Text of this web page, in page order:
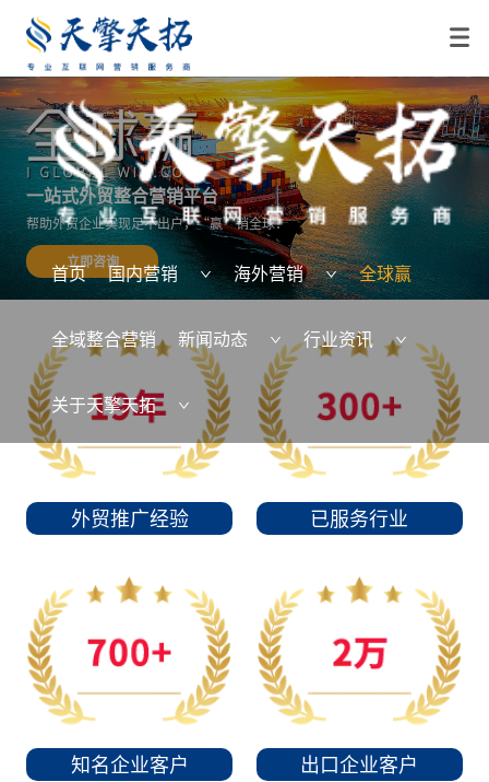
首页 国内营销 海外营销 全球赢
全域整合营销 新闻动态 行业资讯
关于天擎天拓
一站式外贸整合营销平台
帮助外贸企业实现足不出户，“赢”销全球！
立即咨询
外贸推广经验 已服务行业
知名企业客户 出口企业客户